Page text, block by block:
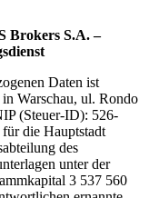
Brokers S.A. –
Daten ist
Warschau, ul. Rondo
(Steuer-ID): 526-
die Hauptstadt
des
unter der
3 537 560